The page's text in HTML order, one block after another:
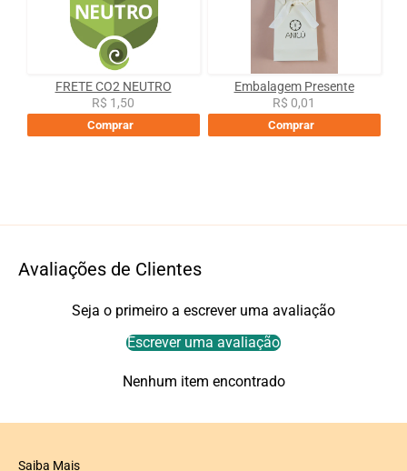
FRETE CO2 NEUTRO
R$ 1,50
Comprar
Embalagem Presente
R$ 0,01
Comprar
Avaliações de Clientes
Seja o primeiro a escrever uma avaliação
Escrever uma avaliação
Nenhum item encontrado
Saiba Mais